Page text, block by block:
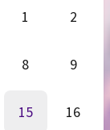
1 2
8 9
15 16